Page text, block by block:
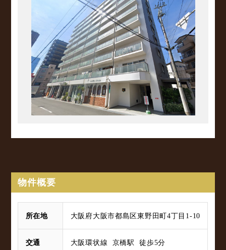
物件概要
所在地 大阪府大阪市都島区東野田町4丁目1-10
交通
大阪環状線 京橋駅 徒歩5分